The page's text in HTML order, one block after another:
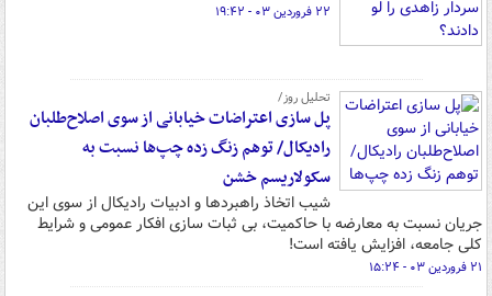
۲۲ فروردین ۰۳ - ۱۹:۴۲
تحلیل روز/
پل سازی اعتراضات خیابانی از سوی اصلاح‌طلبان
رادیکال/ توهم زنگ زده چپ‌ها نسبت به
سکولاریسم خشن
شیب اتخاذ راهبردها و ادبیات رادیکال از سوی این
جریان نسبت به معارضه با حاکمیت، بی ثبات سازی افکار عمومی و شرایط
کلی جامعه، افزایش یافته است!
۲۱ فروردین ۰۳ - ۱۵:۲۴